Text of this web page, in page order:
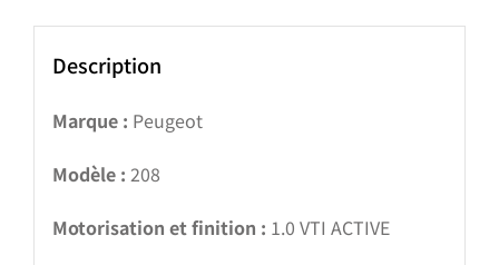
Description
Marque : Peugeot
Modèle : 208
Motorisation et finition : 1.0 VTI ACTIVE